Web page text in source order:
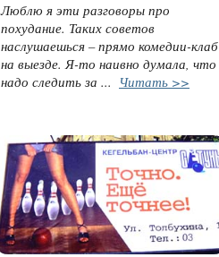
Люблю я эти разговоры про
похудание. Таких советов
наслушаешься – прямо комедии-клаб
на выезде. Я-то наивно думала, что
надо следить за ... Читать >>